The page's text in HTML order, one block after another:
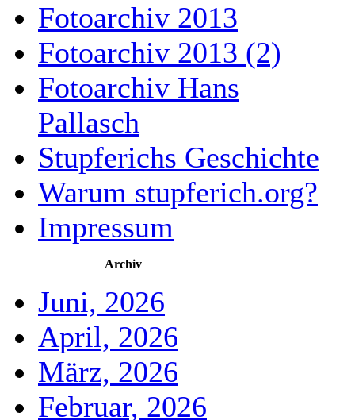
Fotoarchiv 2013
Fotoarchiv 2013 (2)
Fotoarchiv Hans
Pallasch
Stupferichs Geschichte
Warum stupferich.org?
Impressum
Archiv
Juni, 2026
April, 2026
März, 2026
Februar, 2026